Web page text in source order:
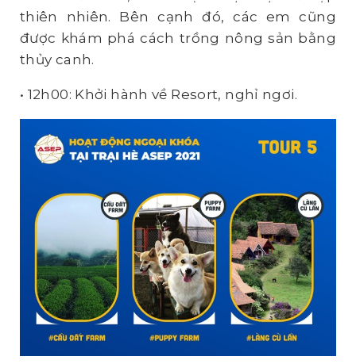
thiên nhiên. Bên cạnh đó, các em cũng
được khám phá cách trồng nông sản bằng
thủy canh.
• 12h00: Khởi hành về Resort, nghỉ ngơi.